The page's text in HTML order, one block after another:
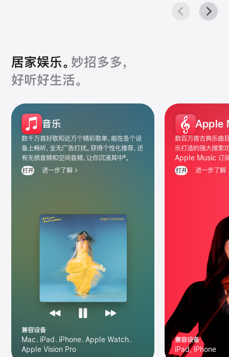
居家娱乐。 妙招多多，
好听好生活。
音乐
数千万首好歌和近万个精彩歌单，能在各个设
备上畅听，全无广告打扰。获得个性化推荐，还
有无损音频和空间音频，让你沉浸其中8。
打开 进一步了解
兼容设备
Mac、iPad、iPhone、Apple Watch、
Apple Vision Pro
Apple
数百万首古典乐曲
乐打造的强大搜索
Apple Music 订阅
打开 进一步了解
兼容设备
iPad, iPhone